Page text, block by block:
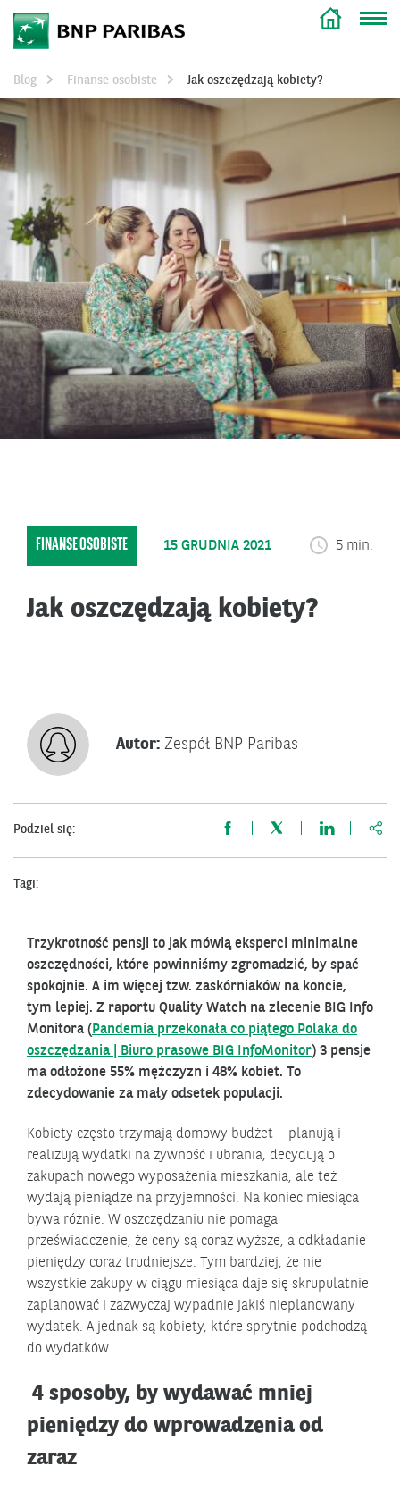
Blog Finanse osobiste Jak oszczędzają kobiety?
FINANSE OSOBISTE 15 GRUDNIA 2021 5 min.
Jak oszczędzają kobiety?
Autor: Zespół BNP Paribas
Tagi:
Podziel się:
Trzykrotność pensji to jak mówią eksperci minimalne
oszczędności, które powinniśmy zgromadzić, by spać
spokojnie. A im więcej tzw. zaskórniaków na koncie,
tym lepiej. Z raportu Quality Watch na zlecenie BIG Info
Monitora ( Pandemia przekonała co piątego Polaka do
oszczędzania | Biuro prasowe BIG InfoMonitor) 3 pensje
ma odłożone 55% mężczyzn i 48% kobiet. To
zdecydowanie za mały odsetek populacji.
Kobiety często trzymają domowy budżet – planują i
realizują wydatki na żywność i ubrania, decydują o
zakupach nowego wyposażenia mieszkania, ale też
wydają pieniądze na przyjemności. Na koniec miesiąca
bywa różnie. W oszczędzaniu nie pomaga
przeświadczenie, że ceny są coraz wyższe, a odkładanie
pieniędzy coraz trudniejsze. Tym bardziej, że nie
wszystkie zakupy w ciągu miesiąca daje się skrupulatnie
zaplanować i zazwyczaj wypadnie jakiś nieplanowany
wydatek. A jednak są kobiety, które sprytnie podchodzą
do wydatków.
4 sposoby, by wydawać mniej
pieniędzy do wprowadzenia od
zaraz